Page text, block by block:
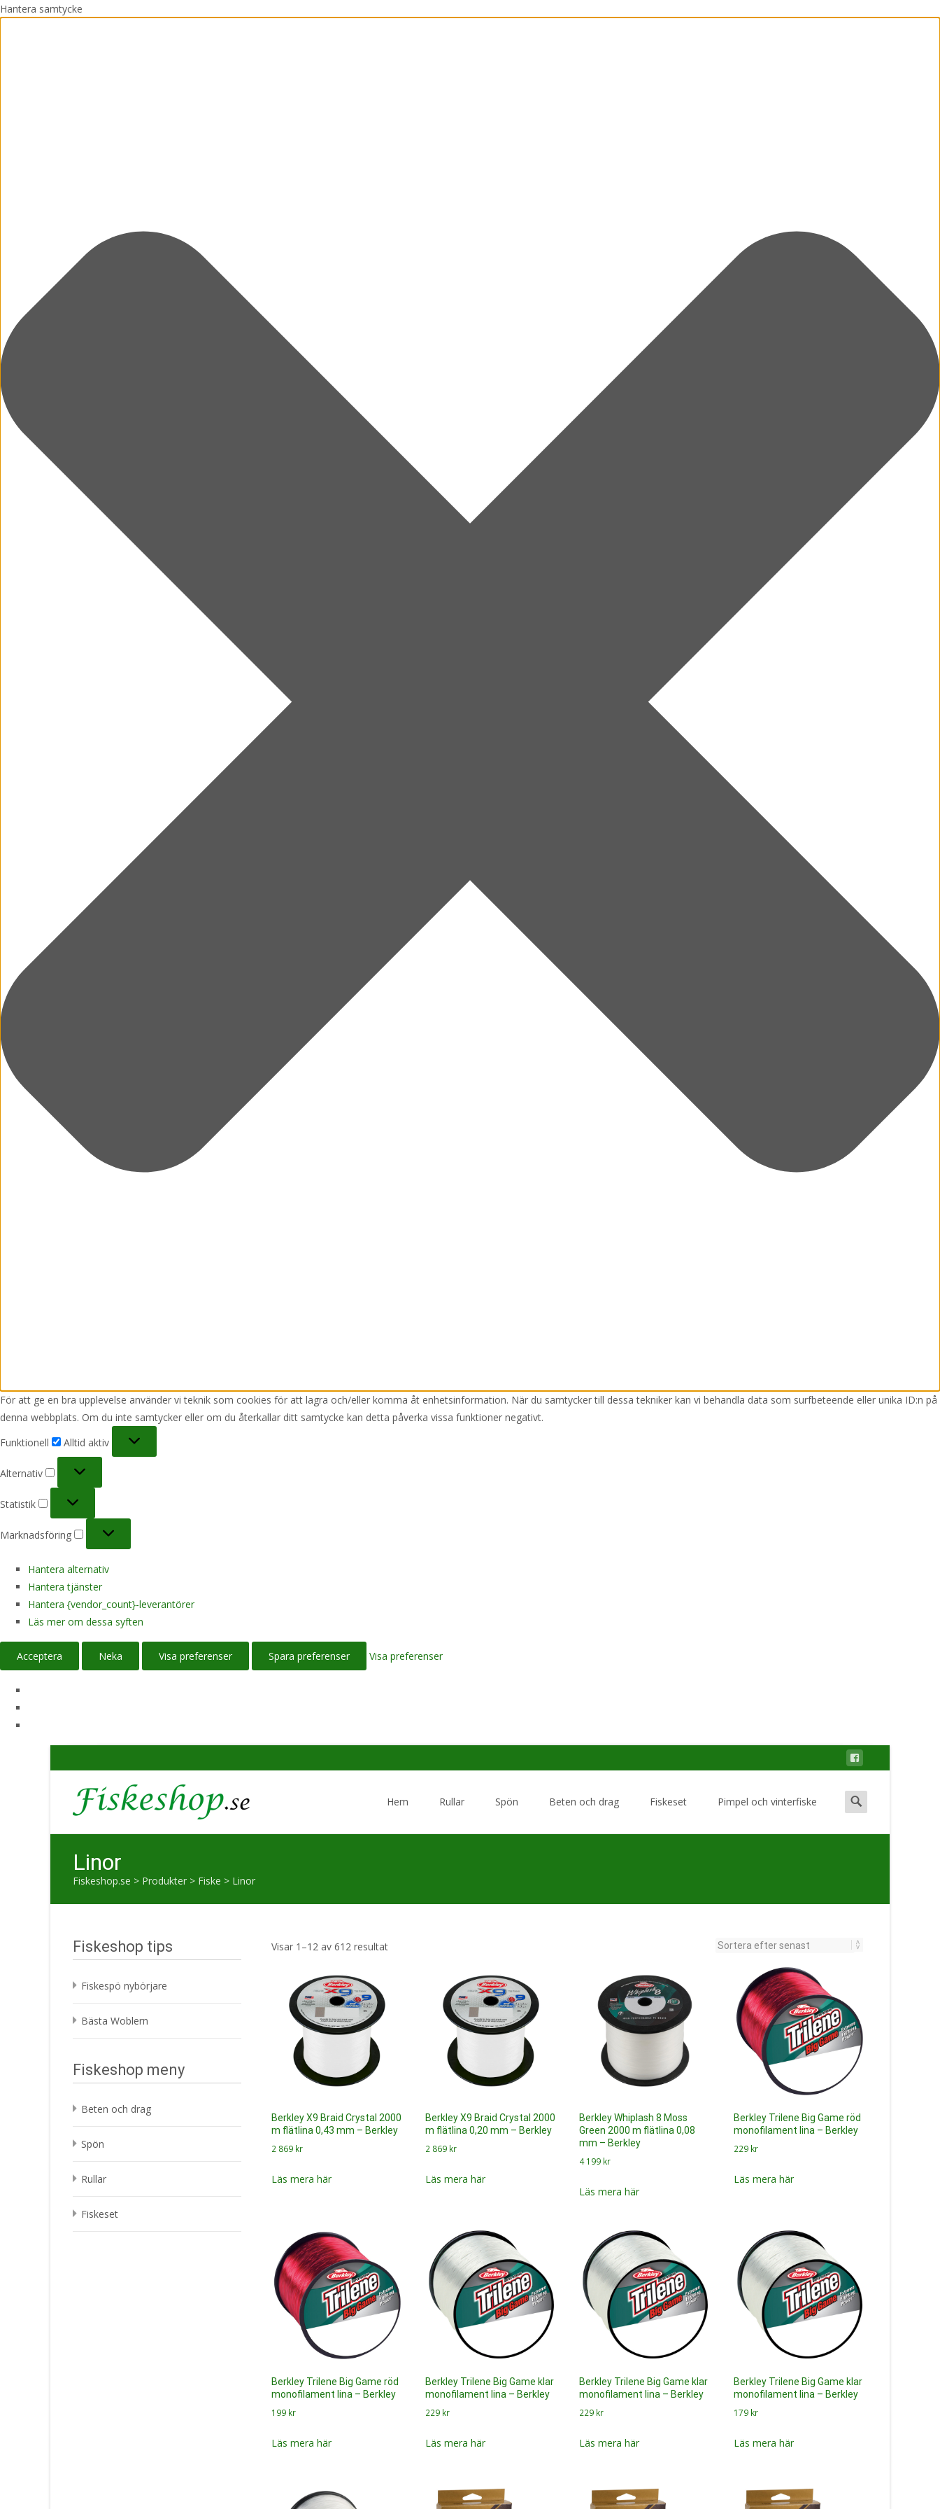
Hantera samtycke
För att ge en bra upplevelse använder vi teknik som cookies för att lagra och/eller komma åt enhetsinformation. När du samtycker till dessa tekniker kan vi behandla data som surfbeteende eller unika ID:n på
denna webbplats. Om du inte samtycker eller om du återkallar ditt samtycke kan detta påverka vissa funktioner negativt.
Funktionell
Alltid aktiv
Alternativ
Statistik
Marknadsföring
Hantera alternativ
Hantera tjänster
Hantera {vendor_count}-leverantörer
Läs mer om dessa syften
Acceptera Neka Visa preferenser Spara preferenser Visa preferenser
Hem Rullar Spön Beten och drag Fiskeset Pimpel och vinterfiske
Search
for:
Linor
Fiskeshop.se > Produkter > Fiske > Linor
Visar 1–12 av 612 resultatSortera
Berkley X9 Braid Crystal 2000
m flätlina 0,43 mm – Berkley
2 869 kr
Läs mera här
Berkley X9 Braid Crystal 2000
m flätlina 0,20 mm – Berkley
2 869 kr
Läs mera här
Berkley Whiplash 8 Moss
Green 2000 m flätlina 0,08
mm – Berkley
4 199 kr
Läs mera här
Berkley Trilene Big Game röd
monofilament lina – Berkley
229 kr
Läs mera här
Berkley Trilene Big Game röd
monofilament lina – Berkley
199 kr
Läs mera här
Berkley Trilene Big Game klar
monofilament lina – Berkley
229 kr
Läs mera här
Berkley Trilene Big Game klar
monofilament lina – Berkley
229 kr
Läs mera här
Berkley Trilene Big Game klar
monofilament lina – Berkley
179 kr
Läs mera här
Fiskeshop tips
Fiskespö nybörjare
Bästa Woblern
Fiskeshop meny
Beten och drag
Spön
Rullar
Fiskeset